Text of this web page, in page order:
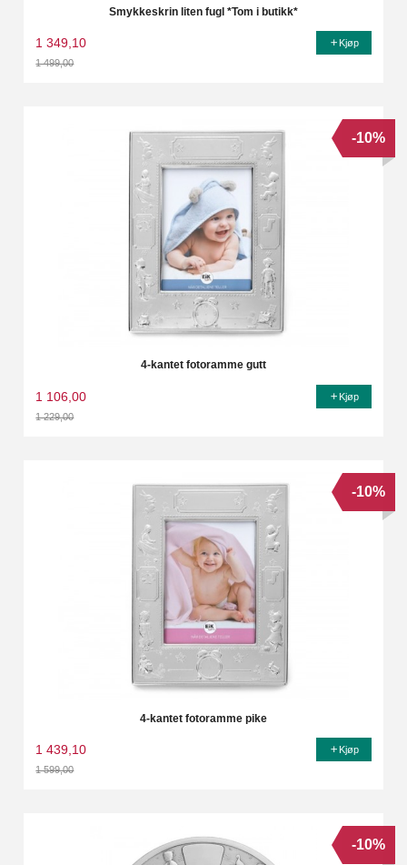
Smykkeskrin liten fugl *Tom i butikk*
1 349,10
1 499,00
Kjøp
4-kantet fotoramme gutt
1 106,00
1 229,00
-10%
Kjøp
4-kantet fotoramme pike
1 439,10
1 599,00
-10%
Kjøp
-10%